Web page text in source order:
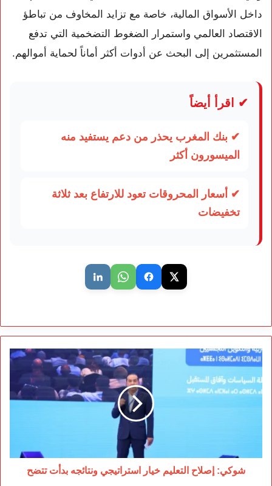
داخل الأسواق المالية، خاصة مع تزايد المخاوف من تباطؤ
الاقتصاد العالمي واستمرار الضغوط التضخمية التي تدفع
المستثمرين إلى البحث عن أدوات أكثر أماناً لحماية أموالهم.
✔ اقرأ أيضاً
✔ بنك المغرب يحذر من دعم يستفيد منه
الميسورون أكثر
✔ أسعار المحروقات تعود للارتفاع بعد ثلاثة
تخفيضات
شوكي:
إصلاح
التعليم
خيار
شوكي: إصلاح التعليم خيار استراتيجي ونتائجه بدأت تتضح